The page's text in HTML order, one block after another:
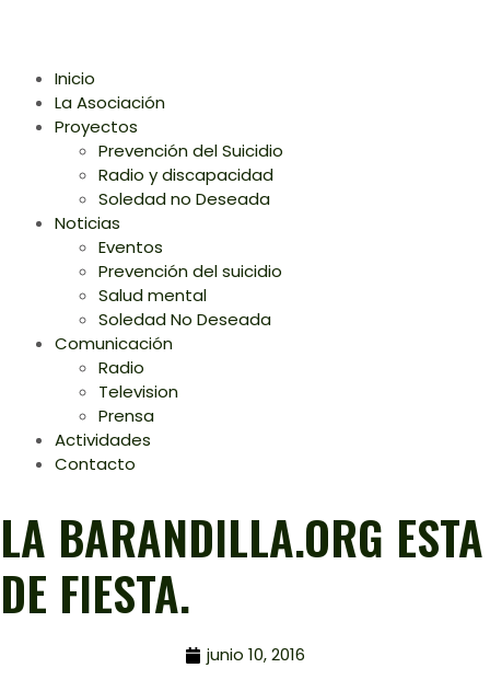
Inicio
La Asociación
Proyectos
Prevención del Suicidio
Radio y discapacidad
Soledad no Deseada
Noticias
Eventos
Prevención del suicidio
Salud mental
Soledad No Deseada
Comunicación
Radio
Television
Prensa
Actividades
Contacto
LA BARANDILLA.ORG ESTA
DE FIESTA.
junio 10, 2016